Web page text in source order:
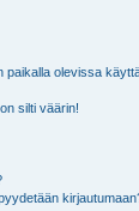
paikalla olevissa
silti väärin!